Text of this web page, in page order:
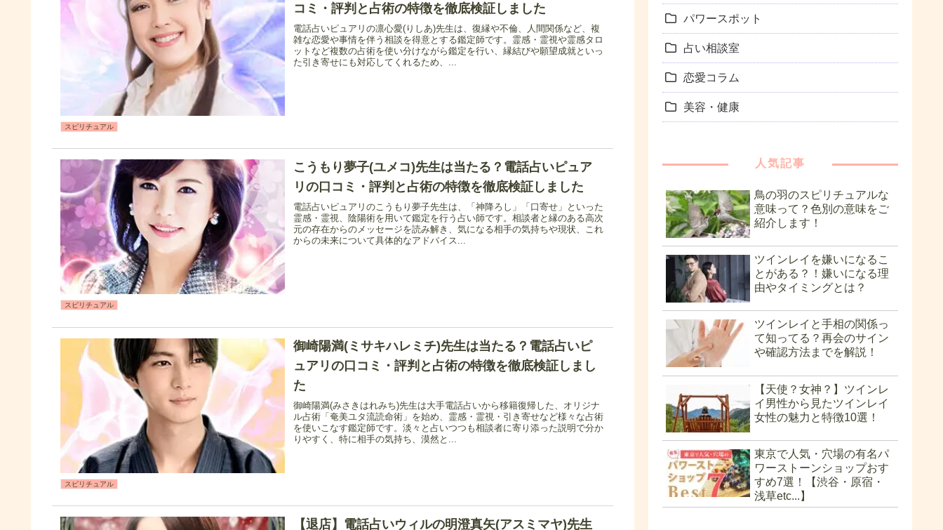
スピリチュアル
コミ・評判と占術の特徴を徹底検証しました
電話占いピュアリの凛心愛(りしあ)先生は、復縁や不倫、人間関係など、複
雑な恋愛や事情を伴う相談を得意とする鑑定師です。霊感・霊視や霊感タロ
ットなど複数の占術を使い分けながら鑑定を行い、縁結びや願望成就といっ
た引き寄せにも対応してくれるため、...
スピリチュアル
こうもり夢子(ユメコ)先生は当たる？電話占いピュア
リの口コミ・評判と占術の特徴を徹底検証しました
電話占いピュアリのこうもり夢子先生は、「神降ろし」「口寄せ」といった
霊感・霊視、陰陽術を用いて鑑定を行う占い師です。相談者と縁のある高次
元の存在からのメッセージを読み解き、気になる相手の気持ちや現状、これ
からの未来について具体的なアドバイス...
スピリチュアル
御崎陽満(ミサキハレミチ)先生は当たる？電話占いピ
ュアリの口コミ・評判と占術の特徴を徹底検証しまし
た
御崎陽満(みさきはれみち)先生は大手電話占いから移籍復帰した、オリジナ
ル占術「奄美ユタ流読命術」を始め、霊感・霊視・引き寄せなど様々な占術
を使いこなす鑑定師です。淡々と占いつつも相談者に寄り添った説明で分か
りやすく、特に相手の気持ち、漠然と...
【退店】電話占いウィルの明澄真矢(アスミマヤ)先生
パワースポット
占い相談室
恋愛コラム
美容・健康
人気記事
鳥の羽のスピリチュアルな
意味って？色別の意味をご
紹介します！
ツインレイを嫌いになるこ
とがある？！嫌いになる理
由やタイミングとは？
ツインレイと手相の関係っ
て知ってる？再会のサイン
や確認方法までを解説！
【天使？女神？】ツインレ
イ男性から見たツインレイ
女性の魅力と特徴10選！
東京で人気・穴場の有名パ
ワーストーンショップおす
すめ7選！【渋谷・原宿・
浅草etc...】